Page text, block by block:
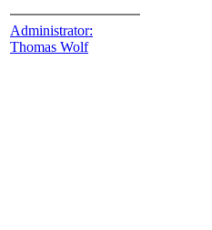
Administrator:
Thomas Wolf